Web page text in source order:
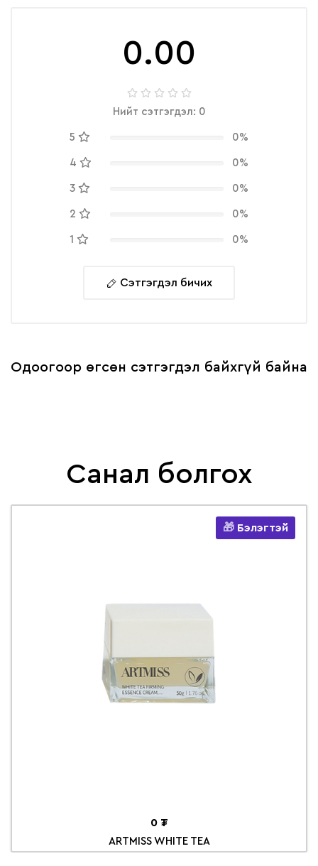
0.00
Нийт сэтгэгдэл: 0
5 0%
4 0%
3 0%
2 0%
1 0%
Сэтгэгдэл бичих
Одоогоор өгсөн сэтгэгдэл байхгүй байна
Санал болгох
Бэлэгтэй
0 ₮
ARTMISS WHITE TEA